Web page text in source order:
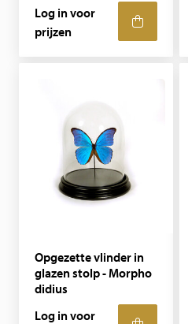
Log in voor
prijzen
Opgezette vlinder in
glazen stolp - Morpho
didius
Log in voor